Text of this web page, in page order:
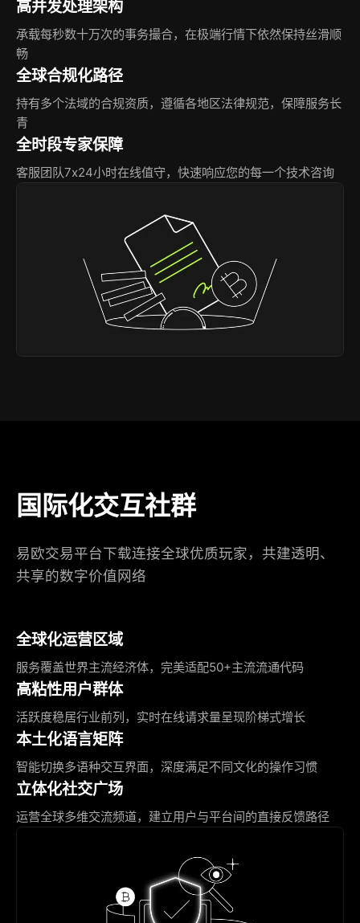
高并发处理架构
承载每秒数十万次的事务撮合，在极端行情下依然保持丝滑顺
畅
全球合规化路径
持有多个法域的合规资质，遵循各地区法律规范，保障服务长
青
全时段专家保障
客服团队7x24小时在线值守，快速响应您的每一个技术咨询
国际化交互社群
易欧交易平台下载连接全球优质玩家，共建透明、
共享的数字价值网络
全球化运营区域
服务覆盖世界主流经济体，完美适配50+主流流通代码
高粘性用户群体
活跃度稳居行业前列，实时在线请求量呈现阶梯式增长
本土化语言矩阵
智能切换多语种交互界面，深度满足不同文化的操作习惯
立体化社交广场
运营全球多维交流频道，建立用户与平台间的直接反馈路径